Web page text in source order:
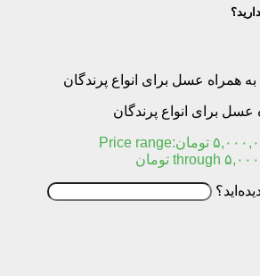
برای انواع پرندگان
تومانPrice range: